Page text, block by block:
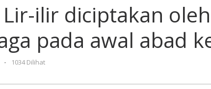
diciptakan
oleh
Kalijaga
ke
Lir-ilir diciptakan
pada awal abad
oleh
-
1034 Dilihat